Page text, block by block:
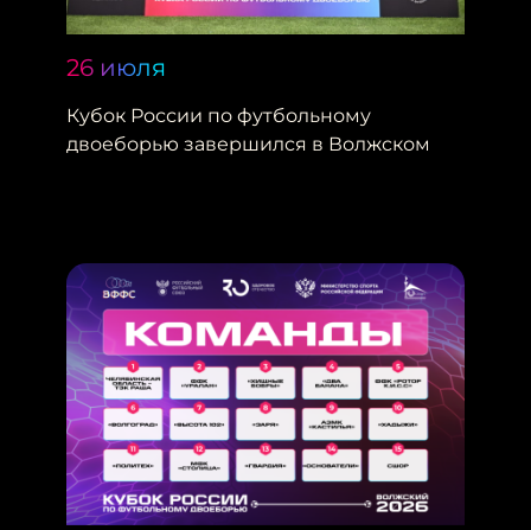
26 июля
Кубок России по футбольному
двоеборью завершился в Волжском